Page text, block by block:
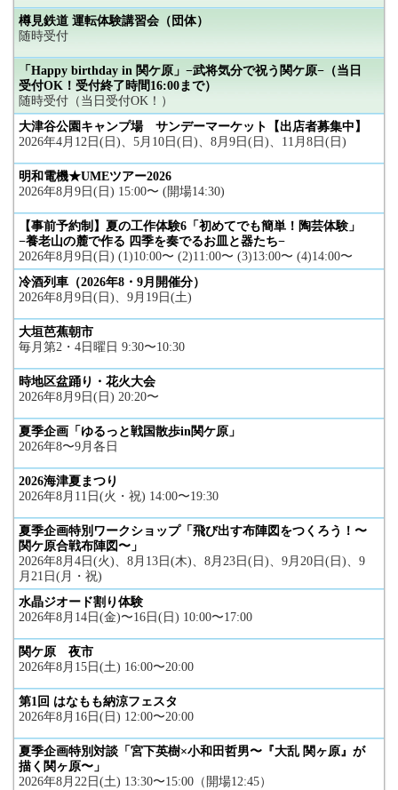
樽見鉄道 運転体験講習会（団体）
随時受付
「Happy birthday in 関ケ原」−武将気分で祝う関ケ原−（当日
受付OK！受付終了時間16:00まで）
随時受付（当日受付OK！）
大津谷公園キャンプ場 サンデーマーケット【出店者募集中】
2026年4月12日(日)、5月10日(日)、8月9日(日)、11月8日(日)
明和電機★UMEツアー2026
2026年8月9日(日) 15:00〜 (開場14:30)
【事前予約制】夏の工作体験6「初めてでも簡単！陶芸体験」
−養老山の麓で作る 四季を奏でるお皿と器たち−
2026年8月9日(日) (1)10:00〜 (2)11:00〜 (3)13:00〜 (4)14:00〜
冷酒列車（2026年8・9月開催分）
2026年8月9日(日)、9月19日(土)
大垣芭蕉朝市
毎月第2・4日曜日 9:30〜10:30
時地区盆踊り・花火大会
2026年8月9日(日) 20:20〜
夏季企画「ゆるっと戦国散歩in関ケ原」
2026年8〜9月各日
2026海津夏まつり
2026年8月11日(火・祝) 14:00〜19:30
夏季企画特別ワークショップ「飛び出す布陣図をつくろう！〜
関ケ原合戦布陣図〜」
2026年8月4日(火)、8月13日(木)、8月23日(日)、9月20日(日)、9
月21日(月・祝)
水晶ジオード割り体験
2026年8月14日(金)〜16日(日) 10:00〜17:00
関ケ原 夜市
2026年8月15日(土) 16:00〜20:00
第1回 はなもも納涼フェスタ
2026年8月16日(日) 12:00〜20:00
夏季企画特別対談「宮下英樹×小和田哲男〜『大乱 関ヶ原』が
描く関ヶ原〜」
2026年8月22日(土) 13:30〜15:00（開場12:45）